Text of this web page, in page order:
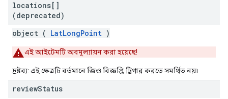
locations[]
(deprecated)
object ( LatLongPoint )
এই আইটেমটি অবমূল্যায়ন করা হয়েছে!
দ্রষ্টব্য: এই ক্ষেত্রটি বর্তমানে জিও বিজ্ঞপ্তি ট্রিগার করতে সমর্থিত নয়৷
reviewStatus